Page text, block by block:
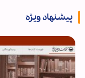
پیشنهاد ویژه